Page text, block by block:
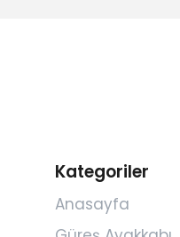
Kategoriler
Anasayfa